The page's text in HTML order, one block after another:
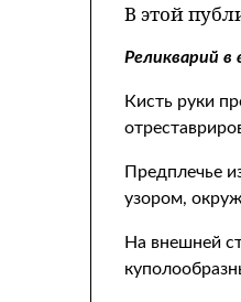
В этой
Реликварий
Кисть руки
Предплечье
узором,
На внешней